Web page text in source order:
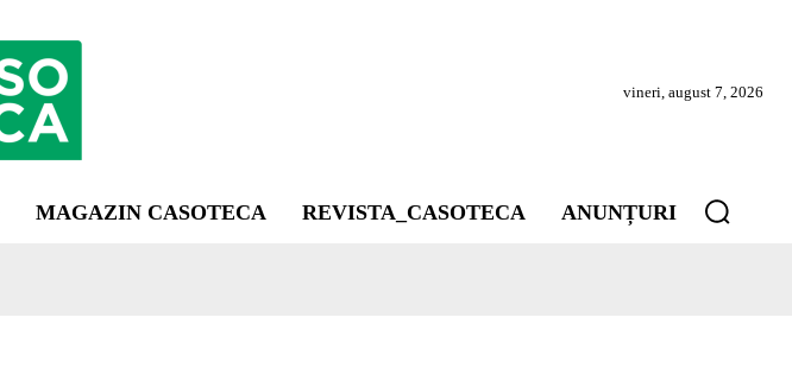
vineri, august 7, 2026
MAGAZIN CASOTECA REVISTA_CASOTECA ANUNȚURI